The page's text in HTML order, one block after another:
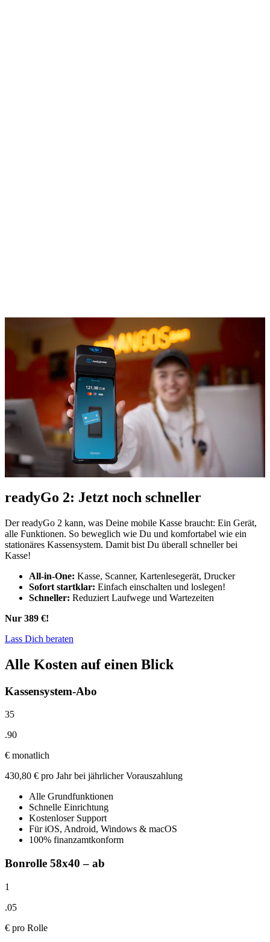
readyGo 2: Jetzt noch schneller
Der readyGo 2 kann, was Deine mobile Kasse braucht: Ein Gerät,
alle Funktionen. So beweglich wie Du und komfortabel wie ein
stationäres Kassensystem. Damit bist Du überall schneller bei
Kasse!
All-in-One: Kasse, Scanner, Kartenlesegerät, Drucker
Sofort startklar: Einfach einschalten und loslegen!
Schneller: Reduziert Laufwege und Wartezeiten
Nur 389 €!
Lass Dich beraten
Alle Kosten auf einen Blick
Kassensystem-Abo
35
.90
€ monatlich
430,80 € pro Jahr bei jährlicher Vorauszahlung
Alle Grundfunktionen
Schnelle Einrichtung
Kostenloser Support
Für iOS, Android, Windows & macOS
100% finanzamtkonform
Bonrolle 58x40 – ab
1
.05
€ pro Rolle